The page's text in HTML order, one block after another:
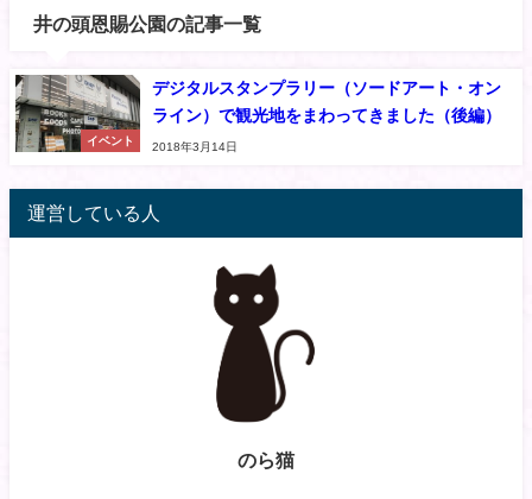
井の頭恩賜公園の記事一覧
イベント
デジタルスタンプラリー（ソードアート・オン
ライン）で観光地をまわってきました（後編）
2018年3月14日
運営している人
のら猫